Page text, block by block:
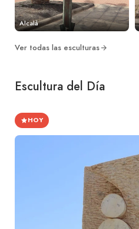
Alcalá
Ver todas las esculturas
Escultura del Día
HOY